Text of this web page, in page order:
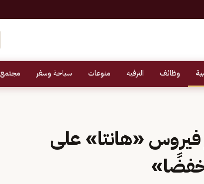
وظائف الترفيه منوعات سياحة وسفر مجتمع
«هانتا» على